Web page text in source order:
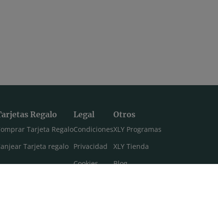
Regalo
Tarjeta Regalo
Tarjeta regalo
Legal
Condiciones
Privacidad
Cookies
Otros
XLY Programas
XLY Tienda
Blog